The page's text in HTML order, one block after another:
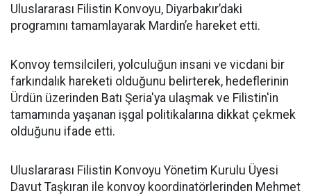
Uluslararası Filistin Konvoyu, Diyarbakır’daki
programını tamamlayarak Mardin’e hareket etti.
Konvoy temsilcileri, yolculuğun insani ve vicdani bir
farkındalık hareketi olduğunu belirterek, hedeflerinin
Ürdün üzerinden Batı Şeria'ya ulaşmak ve Filistin'in
tamamında yaşanan işgal politikalarına dikkat çekmek
olduğunu ifade etti.
Uluslararası Filistin Konvoyu Yönetim Kurulu Üyesi
Davut Taşkıran ile konvoy koordinatörlerinden Mehmet